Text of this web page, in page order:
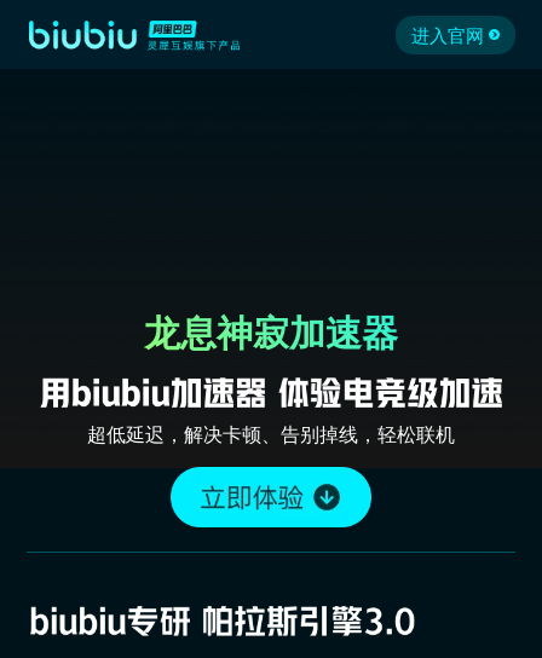
进入官网
龙息神寂加速器
超低延迟，解决卡顿、告别掉线，轻松联机